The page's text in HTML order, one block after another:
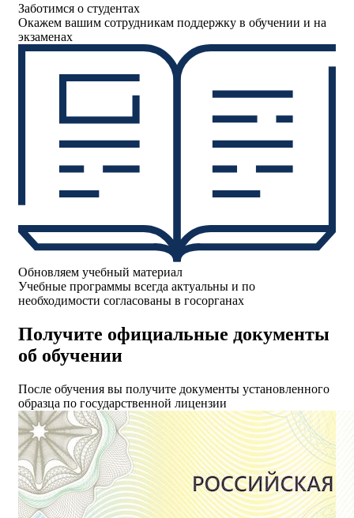
Заботимся о студентах
Окажем вашим сотрудникам поддержку в обучении и на
экзаменах
Обновляем учебный материал
Учебные программы всегда актуальны и по
необходимости согласованы в госорганах
Получите официальные документы
об обучении
После обучения вы получите документы установленного
образца по государственной лицензии